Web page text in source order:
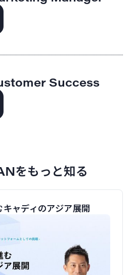
Success
をもっと知る
ャディのアジア展開